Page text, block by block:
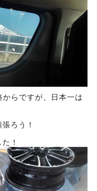
らですが、日本一は
ろう！
！